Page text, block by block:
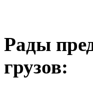
Рады
грузов: